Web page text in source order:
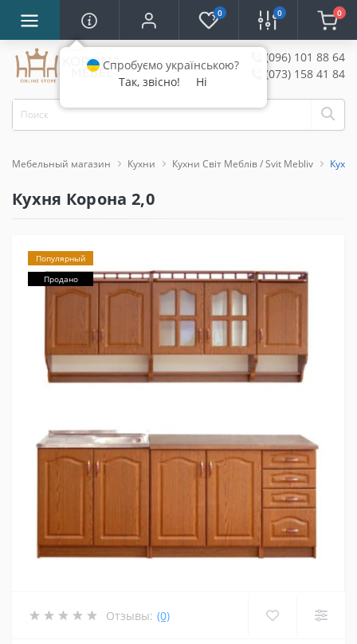
0 0 0
(096) 101 88 64
(073) 158 41 84
Мебельный магазин Кухни Кухни Світ Меблів / Svit Mebliv
Кухня Корона 2,0
Популярный
Продано
Отзывы: (0)
Спробуємо українською?
Так, звісно!
Ні